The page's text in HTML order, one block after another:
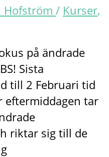
Hofström / Kurser,
på ändrade
Sista
till 2 Februari tid
eftermiddagen tar
riktar sig till de